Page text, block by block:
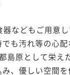
などもご用意し
も汚れ等の心
島原として栄え
、優しい空間を